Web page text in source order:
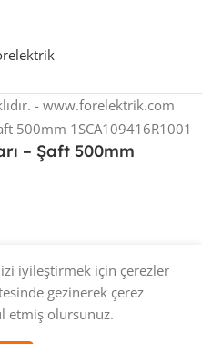
- www.forelektrik.com
iyileştirmek için çerezler
gezinerek çerez
etmiş olursunuz.
– Şaft 500mm
EKLE